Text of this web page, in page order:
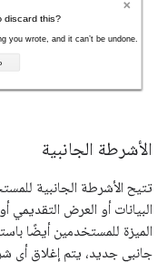
الأشرطة الجانبية
تتيح الأشرطة الجانبية
البيانات أو العرض التقديمي
الميزة للمستخدمين أيضًا
جانبي جديد، يتم إغلاق أي